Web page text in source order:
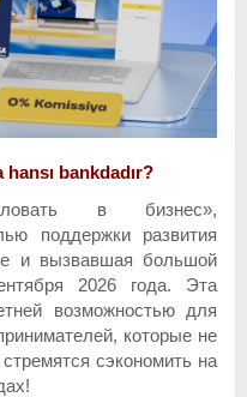
bankdadır?
в бизнес»,
поддержки развития
и вызвавшая большой
2026 года. Эта
возможностью для
которые не
сэкономить на